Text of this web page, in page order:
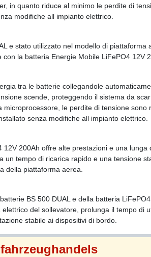
in quanto riduce al minimo le perdite di
modifiche all impianto elettrico.
e stato utilizzato nel modello di piattaforma
la batteria Energie Mobile LiFePO4 12V
tra le batterie collegandole
scende, proteggendo il sistema da
microprocessore, le perdite di tensione sono
senza modifiche all impianto elettrico.
12V 200Ah offre alte prestazioni e una lunga
un tempo di ricarica rapido e una tensione
della piattaforma aerea.
BS 500 DUAL e della batteria
del sollevatore, prolunga il tempo di
stabile ai dispositivi di bordo.